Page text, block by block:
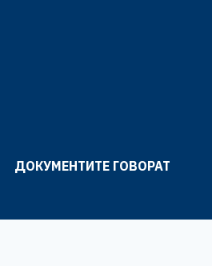
ДОКУМЕНТИТЕ ГОВОРАТ